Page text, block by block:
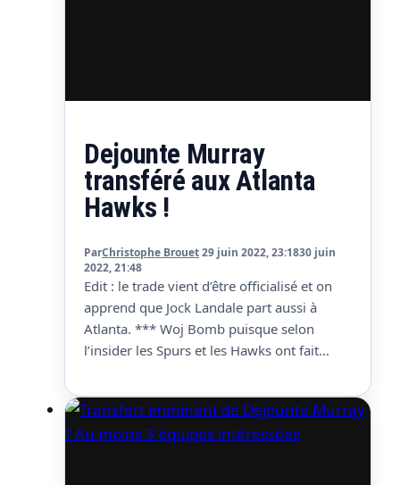
Dejounte Murray
transféré aux Atlanta
Hawks !
ParChristophe Brouet29 juin 2022, 23:1830 juin
2022, 21:48
Edit : le trade vient d’être officialisé et on
apprend que Jock Landale part aussi à
Atlanta. *** Woj Bomb puisque selon
l’insider les Spurs et les Hawks ont fait
Le meneur des Spurs débarque en Géorgie
en échange de trois premiers tours de draft
(2025, 2027 et…